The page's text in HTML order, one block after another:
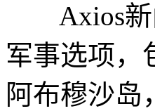
Axios新
军事选项，
阿布穆沙岛